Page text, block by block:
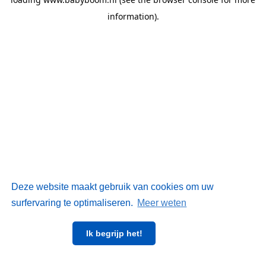
Deze website maakt gebruik van cookies om uw
surfervaring te optimaliseren. Meer weten
Ik begrijp het!
information).